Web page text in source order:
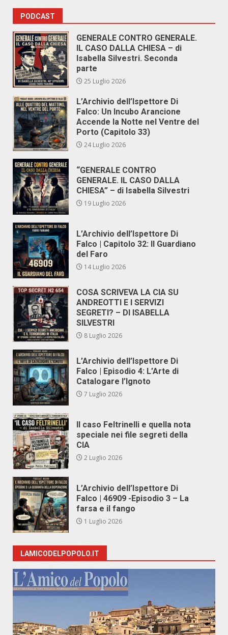
PODCAST
GENERALE CONTRO GENERALE.
IL CASO DALLA CHIESA – di
Isabella Silvestri. Seconda
parte
25 Luglio 2026
L’Archivio dell’Ispettore Di
Falco: Un Incubo Arancione
Accende la Notte nel Ventre del
Porto (Capitolo 33)
24 Luglio 2026
“GENERALE CONTRO
GENERALE. IL CASO DALLA
CHIESA” – di Isabella Silvestri
19 Luglio 2026
L’Archivio dell’Ispettore Di
Falco | Capitolo 32: Il Guardiano
del Faro
14 Luglio 2026
COSA SCRIVEVA LA CIA SU
ANDREOTTI E I SERVIZI
SEGRETI? – DI ISABELLA
SILVESTRI
8 Luglio 2026
L’Archivio dell’Ispettore Di
Falco | Episodio 4: L’Arte di
Catalogare l’Ignoto
7 Luglio 2026
Il caso Feltrinelli e quella nota
speciale nei file segreti della
CIA
2 Luglio 2026
L’Archivio dell’Ispettore Di
Falco | 46909 -Episodio 3 – La
farsa e il fango
1 Luglio 2026
LAMICODELPOPOLO.IT